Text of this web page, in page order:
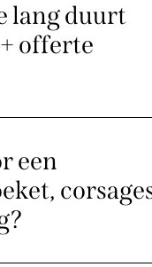
lang duurt
offerte
een